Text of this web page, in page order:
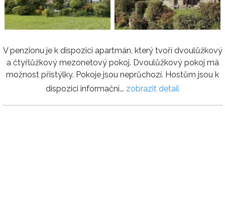
V penzionu je k dispozici apartmán, který tvoří dvoulůžkový
a čtyřlůžkový mezonetový pokoj. Dvoulůžkový pokoj má
možnost přistýlky. Pokoje jsou neprůchozí. Hostům jsou k
dispozici informační... zobrazit detail